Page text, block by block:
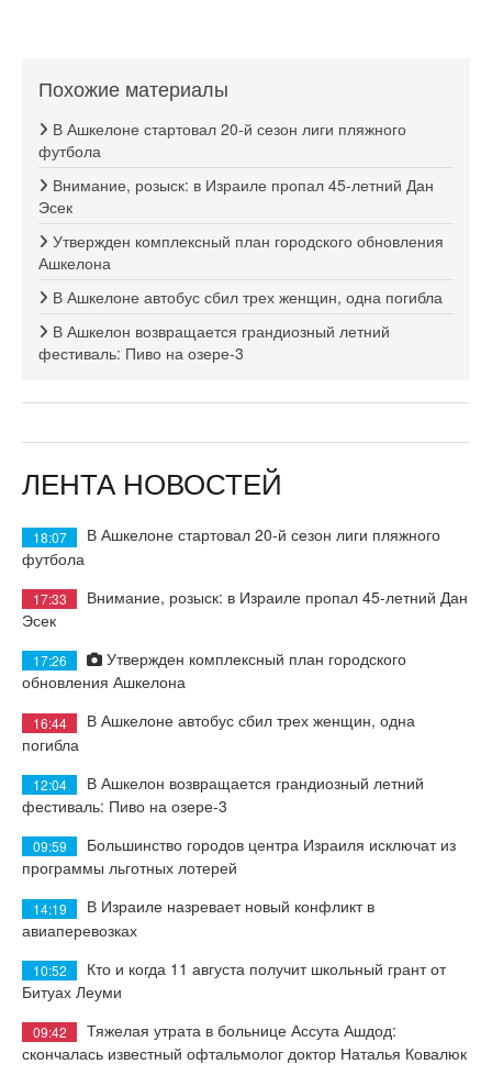
Похожие материалы
В Ашкелоне стартовал 20-й сезон лиги пляжного
футбола
Внимание, розыск: в Израиле пропал 45-летний Дан
Эсек
Утвержден комплексный план городского обновления
Ашкелона
В Ашкелоне автобус сбил трех женщин, одна погибла
В Ашкелон возвращается грандиозный летний
фестиваль: Пиво на озере-3
ЛЕНТА НОВОСТЕЙ
18:07
В Ашкелоне стартовал 20-й сезон лиги пляжного
футбола
17:33
Внимание, розыск: в Израиле пропал 45-летний Дан
Эсек
17:26
Утвержден комплексный план городского
обновления Ашкелона
16:44
В Ашкелоне автобус сбил трех женщин, одна
погибла
12:04
В Ашкелон возвращается грандиозный летний
фестиваль: Пиво на озере-3
09:59
Большинство городов центра Израиля исключат из
программы льготных лотерей
14:19
В Израиле назревает новый конфликт в
авиаперевозках
10:52
Кто и когда 11 августа получит школьный грант от
Битуах Леуми
09:42
Тяжелая утрата в больнице Ассута Ашдод:
скончалась известный офтальмолог доктор Наталья Ковалюк